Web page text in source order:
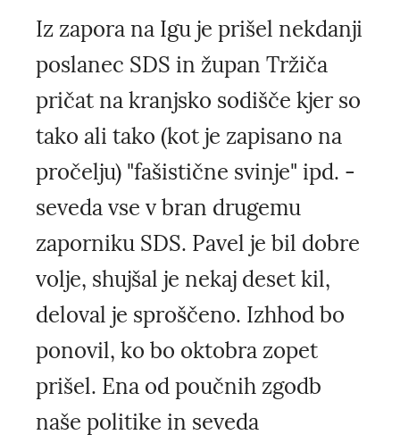
Iz zapora na Igu je prišel nekdanji
poslanec SDS in župan Tržiča
pričat na kranjsko sodišče kjer so
tako ali tako (kot je zapisano na
pročelju) "fašistične svinje" ipd. -
seveda vse v bran drugemu
zaporniku SDS. Pavel je bil dobre
volje, shujšal je nekaj deset kil,
deloval je sproščeno. Izhhod bo
ponovil, ko bo oktobra zopet
prišel. Ena od poučnih zgodb
naše politike in seveda